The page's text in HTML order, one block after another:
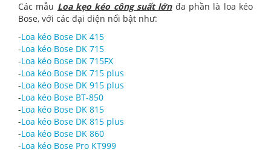
Các mẫu Loa kẹo kéo công suất lớnđa phần là loa kéo
Bose, với các đại diện nổi bật như:
-Loa kéo Bose DK 415
-Loa kéo Bose DK 715
-Loa kéo Bose DK 715FX
-Loa kéo Bose DK 715 plus
-Loa kéo Bose DK 915 plus
-Loa kéo Bose BT-850
-Loa kéo Bose DK 815
-Loa kéo Bose DK 815 plus
-Loa kéo Bose DK 860
-Loa kéo Bose Pro KT999